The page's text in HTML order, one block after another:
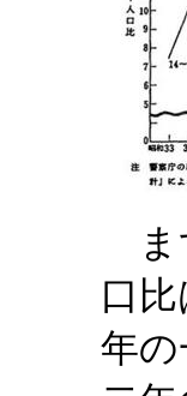
ま
口
年